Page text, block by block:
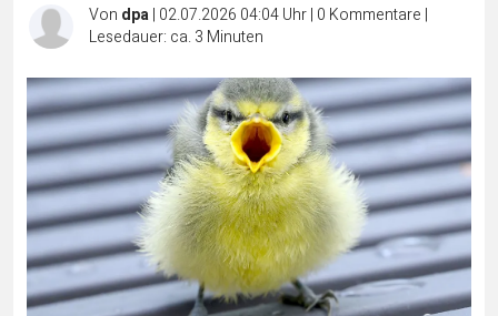
Von dpa| 02.07.2026 04:04 Uhr| 0 Kommentare |
Lesedauer: ca. 3 Minuten